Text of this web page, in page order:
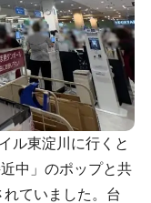
ル東淀川に行くと
中」のポップと共
ていました。台